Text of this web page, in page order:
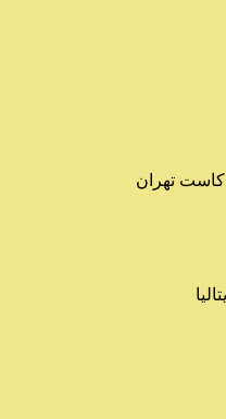
تهران